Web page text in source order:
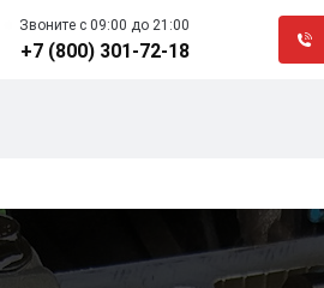
Звоните c 09:00 до 21:00
+7 (800) 301-72-18